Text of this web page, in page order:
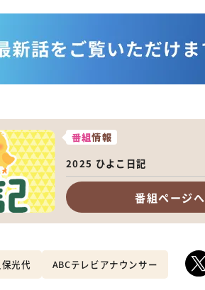
番組情報
2025 ひよこ日記
番組ページへ
光代 ABCテレビアナウンサー